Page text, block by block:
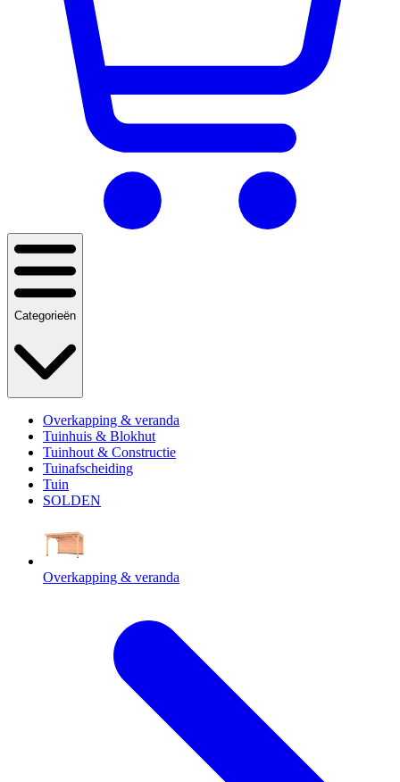
Categorieën
Overkapping & veranda
Tuinhuis & Blokhut
Tuinhout & Constructie
Tuinafscheiding
Tuin
SOLDEN
Overkapping & veranda